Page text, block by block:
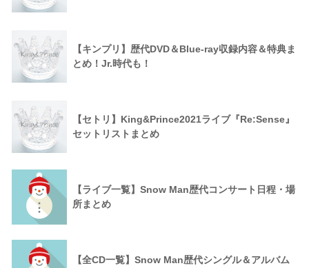
【キンプリ】歴代DVD＆Blue-ray収録内容＆特典ま
とめ！Jr.時代も！
【セトリ】King&Prince2021ライブ『Re:Sense』
セットリストまとめ
【ライブ一覧】Snow Man歴代コンサート日程・場
所まとめ
【全CD一覧】Snow Man歴代シングル＆アルバム